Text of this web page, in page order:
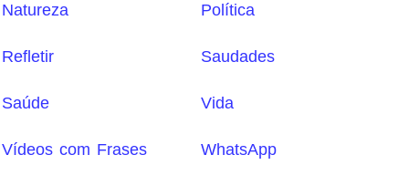
Natureza Política
Refletir Saudades
Saúde Vida
Vídeos com Frases WhatsApp